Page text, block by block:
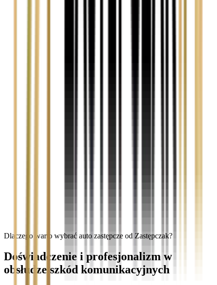
Dlaczego warto wybrać auto zastępcze od Zastępczak?
Doświadczenie i profesjonalizm w
obsłudze szkód komunikacyjnych